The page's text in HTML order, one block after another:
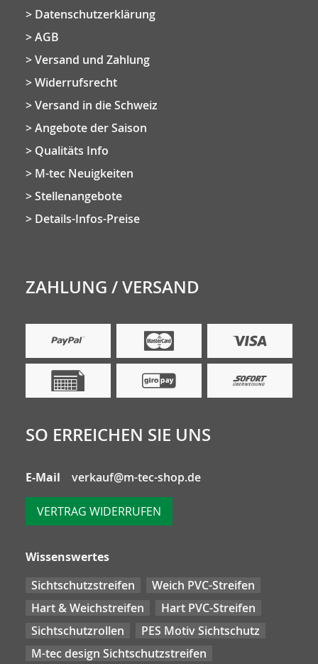
Datenschutzerklärung
AGB
Versand und Zahlung
Widerrufsrecht
Versand in die Schweiz
Angebote der Saison
Qualitäts Info
M-tec Neuigkeiten
Stellenangebote
Details-Infos-Preise
ZAHLUNG / VERSAND
SO ERREICHEN SIE UNS
E-Mail verkauf@m-tec-shop.de
VERTRAG WIDERRUFEN
Wissenswertes
Sichtschutzstreifen
Weich PVC-Streifen
Hart & Weichstreifen
Hart PVC-Streifen
Sichtschutzrollen
PES Motiv Sichtschutz
M-tec design Sichtschutzstreifen